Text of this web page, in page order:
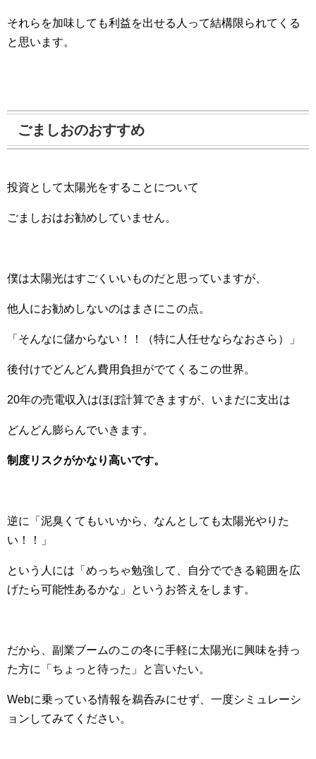
それらを加味しても利益を出せる人って結構限られてくる
と思います。
ごましおのおすすめ
投資として太陽光をすることについて
ごましおはお勧めしていません。
僕は太陽光はすごくいいものだと思っていますが、
他人にお勧めしないのはまさにこの点。
「そんなに儲からない！！（特に人任せならなおさら）」
後付けでどんどん費用負担がでてくるこの世界。
20年の売電収入はほぼ計算できますが、いまだに支出は
どんどん膨らんでいきます。
制度リスクがかなり高いです。
逆に「泥臭くてもいいから、なんとしても太陽光やりた
い！！」
という人には「めっちゃ勉強して、自分でできる範囲を広
げたら可能性あるかな」というお答えをします。
だから、副業ブームのこの冬に手軽に太陽光に興味を持っ
た方に「ちょっと待った」と言いたい。
Webに乗っている情報を鵜呑みにせず、一度シミュレーシ
ョンしてみてください。